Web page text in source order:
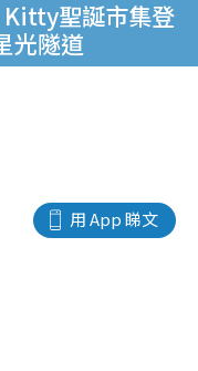
Kitty聖誕市集登
光隧道
用 App 睇文